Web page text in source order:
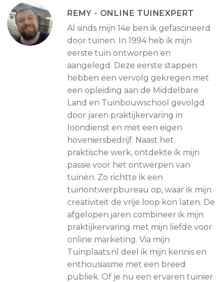
REMY - ONLINE TUINEXPERT
Al sinds mijn 14e ben ik gefascineerd
door tuinen. In 1994 heb ik mijn
eerste tuin ontworpen en
aangelegd. Deze eerste stappen
hebben een vervolg gekregen met
een opleiding aan de Middelbare
Land en Tuinbouwschool gevolgd
door jaren praktijkervaring in
loondienst en met een eigen
hoveniersbedrijf. Naast het
praktische werk, ontdekte ik mijn
passie voor het ontwerpen van
tuinen. Zo richtte ik een
tuinontwerpbureau op, waar ik mijn
creativiteit de vrije loop kon laten. De
afgelopen jaren combineer ik mijn
praktijkervaring met mijn liefde voor
online marketing. Via mijn
Tuinplaats.nl deel ik mijn kennis en
enthousiasme met een breed
publiek. Of je nu een ervaren tuinier